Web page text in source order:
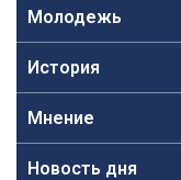
Молодежь
История
Мнение
Новость дня